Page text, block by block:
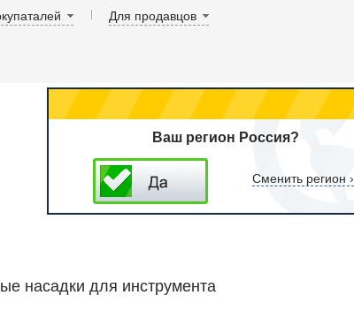
Для продавцов
Ваш регион Россия?
Сменить регион ›
насадки для инструмента